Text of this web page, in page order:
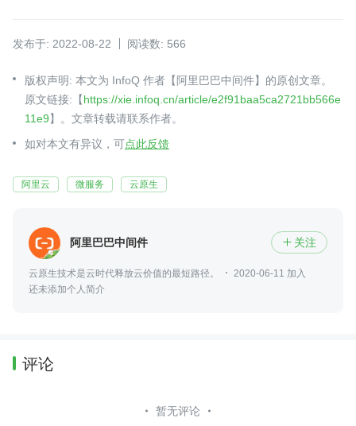
发布于: 2022-08-22 阅读数: 566
版权声明: 本文为 InfoQ 作者【阿里巴巴中间件】的原创文章。
原文链接:【https://xie.infoq.cn/article/e2f91baa5ca2721bb566e
11e9】。文章转载请联系作者。
如对本文有异议，可点此反馈
阿里云 微服务 云原生
阿里巴巴中间件  关注
云原生技术是云时代释放云价值的最短路径。
2020-06-11 加入
还未添加个人简介
评论
暂无评论